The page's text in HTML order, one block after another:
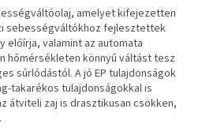
amelyet kifejezetten
sebességváltókhoz fejlesztettek
előírja, valamint az automata
hőmérsékleten könnyű váltást tesz
súrlódástól. A jó EP tulajdonságok
takarékos tulajdonságokkal is
átviteli zaj is drasztikusan csökken,